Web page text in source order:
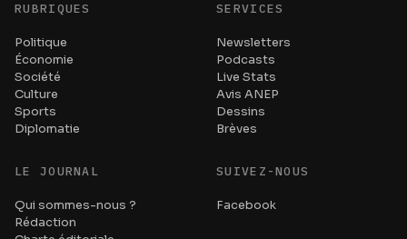
RUBRIQUES
Politique
Économie
Société
Culture
Sports
Diplomatie
SERVICES
Newsletters
Podcasts
Live Stats
Avis ANEP
Dessins
Brèves
LE JOURNAL
Qui sommes-nous ?
Rédaction
SUIVEZ-NOUS
Facebook